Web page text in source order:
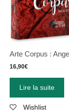
Arte Corpus :
16,90€
Lire la suite
Wishlist